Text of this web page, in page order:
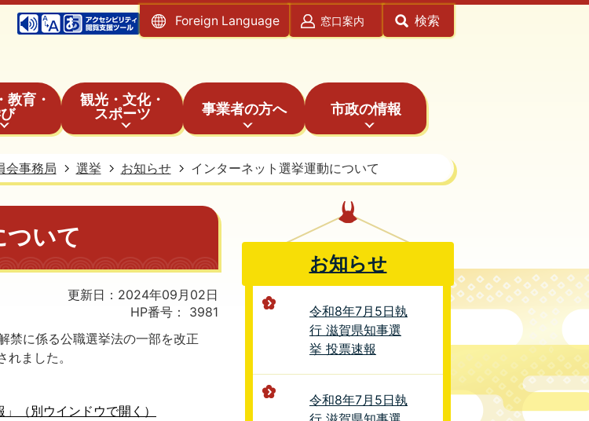
Foreign Language 窓口案内 検索
教育・
観光・文化・
スポーツ
事業者の方へ 市政の情報
会事務局 選挙 お知らせ インターネット選挙運動について
ついて
更新日：2024年09月02日
HP番号：
3981
禁に係る公職選挙法の一部を改正
ました。
（別ウインドウで開く）
お知らせ
令和8年7月5日執
行 滋賀県知事選
挙 投票速報
令和8年7月5日執